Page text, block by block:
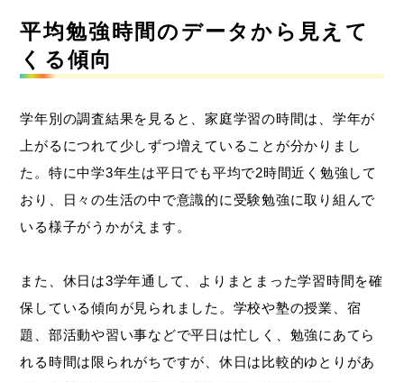
平均勉強時間のデータから見えて
くる傾向
学年別の調査結果を見ると、家庭学習の時間は、学年が
上がるにつれて少しずつ増えていることが分かりまし
た。特に中学3年生は平日でも平均で2時間近く勉強して
おり、日々の生活の中で意識的に受験勉強に取り組んで
いる様子がうかがえます。
また、休日は3学年通して、よりまとまった学習時間を確
保している傾向が見られました。学校や塾の授業、宿
題、部活動や習い事などで平日は忙しく、勉強にあてら
れる時間は限られがちですが、休日は比較的ゆとりがあ